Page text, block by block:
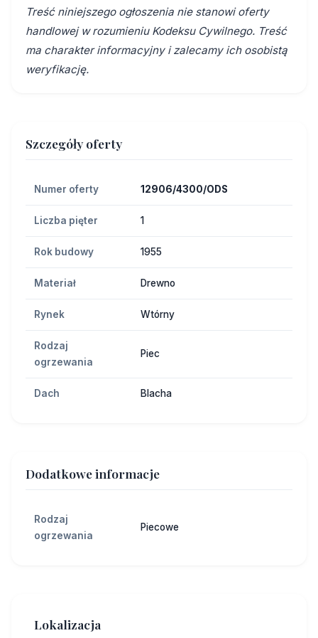
Treść niniejszego ogłoszenia nie stanowi oferty
handlowej w rozumieniu Kodeksu Cywilnego. Treść
ma charakter informacyjny i zalecamy ich osobistą
weryfikację.
Szczegóły oferty
Numer oferty 12906/4300/ODS
Liczba pięter 1
Rok budowy 1955
Materiał Drewno
Rynek Wtórny
Rodzaj
ogrzewania
Piec
Dach Blacha
Dodatkowe informacje
Rodzaj
ogrzewania
Piecowe
Lokalizacja